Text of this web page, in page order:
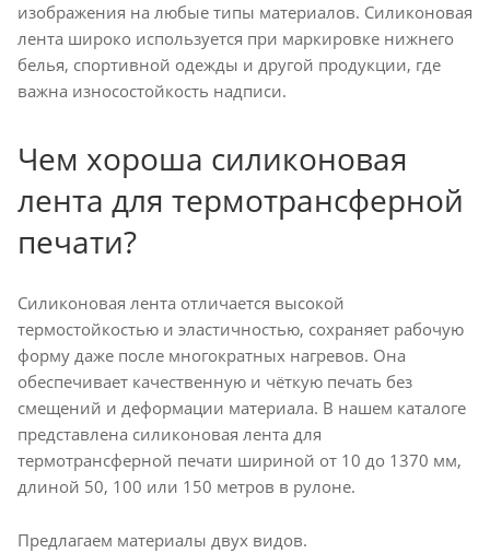
изображения на любые типы материалов. Силиконовая
лента широко используется при маркировке нижнего
белья, спортивной одежды и другой продукции, где
важна износостойкость надписи.
Чем хороша силиконовая
лента для термотрансферной
печати?
Силиконовая лента отличается высокой
термостойкостью и эластичностью, сохраняет рабочую
форму даже после многократных нагревов. Она
обеспечивает качественную и чёткую печать без
смещений и деформации материала. В нашем каталоге
представлена силиконовая лента для
термотрансферной печати шириной от 10 до 1370 мм,
длиной 50, 100 или 150 метров в рулоне.
Предлагаем материалы двух видов.